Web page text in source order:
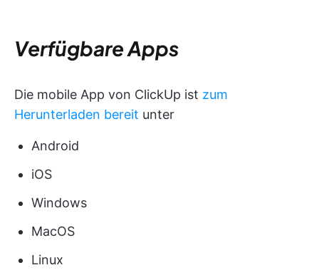
Verfügbare Apps
Die mobile App von ClickUp ist zum
Herunterladen bereit unter
Android
iOS
Windows
MacOS
Linux